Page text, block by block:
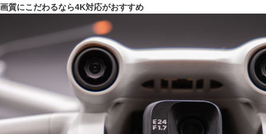
画質にこだわるなら4K対応がおすすめ